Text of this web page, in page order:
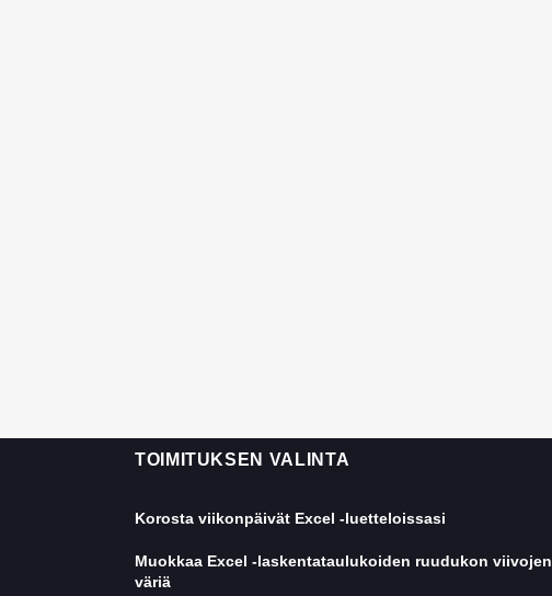
TOIMITUKSEN VALINTA
Korosta viikonpäivät Excel -luetteloissasi
Muokkaa Excel -laskentataulukoiden ruudukon viivojen
väriä